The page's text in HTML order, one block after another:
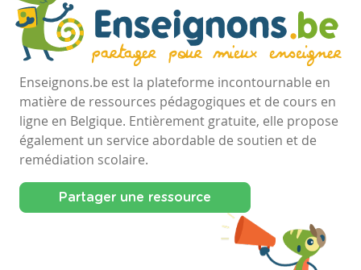
Enseignons.be est la plateforme incontournable en
matière de ressources pédagogiques et de cours en
ligne en Belgique. Entièrement gratuite, elle propose
également un service abordable de soutien et de
remédiation scolaire.
Partager une ressource